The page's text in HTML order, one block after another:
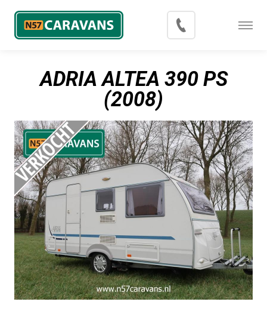
ADRIA ALTEA 390 PS
(2008)
Menu
Export
Contact
Over N57 Caravans